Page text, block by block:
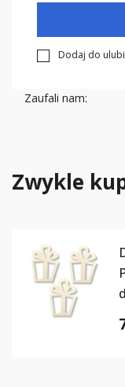
Dodaj do
Zaufali nam:
Zwykle